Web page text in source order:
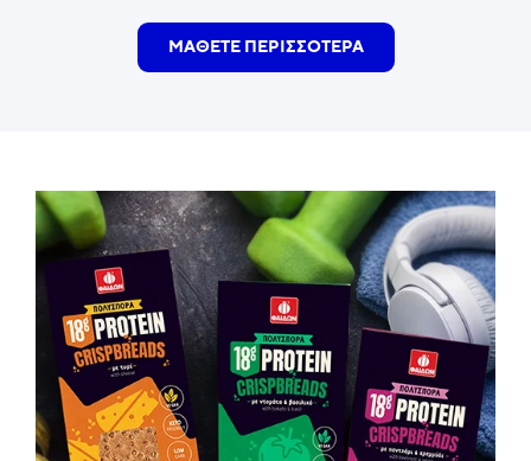
ΜΑΘΕΤΕ ΠΕΡΙΣΣΟΤΕΡΑ